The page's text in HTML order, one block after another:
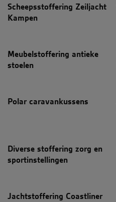
Scheepsstoffering Zeiljacht
Kampen
Meubelstoffering antieke
stoelen
Polar caravankussens
Diverse stoffering zorg en
sportinstellingen
Jachtstoffering Coastliner